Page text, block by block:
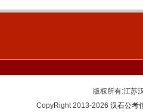
版权所有:江
CopyRight 2013-2026 汉石公考